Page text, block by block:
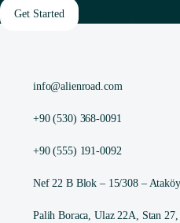
Get Started
info@alienroad.com
+90 (530) 368-0091
+90 (555) 191-0092
Nef 22 B Blok – 15/308 –
Palih Boraca, Ulaz 22A, Stan